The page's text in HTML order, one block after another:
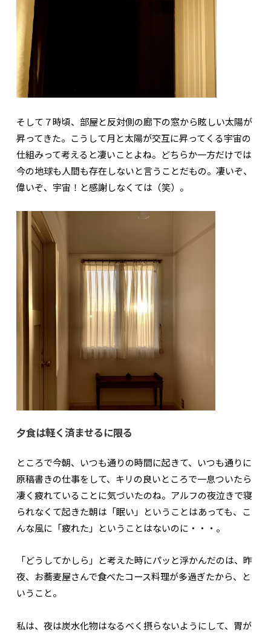
そして７時頃、部屋と反対側の廊下の窓から眩しい太陽が
昇ってきた。こうして月と太陽が交互に昇ってくる宇宙の
仕組みって考えると凄いことよね。どちらか一方だけでは
今の地球も人間も存在しないと言うことだもの。凄いぞ、
偉いぞ、宇宙！と感謝しなくては（笑）。
夕食は軽く済ませるに限る
ところで今朝、いつも通りの時間に起きて、いつも通りに
原稿書きの仕事をして、キリの良いところで一息ついたら
凄く疲れていることに気づいたのね。アルフの夜泣きで寝
られなくて起きた朝は「眠い」ということはあっても、こ
んな風に「疲れた」ということはないのに・・・。
「どうしてかしら」と考えた時にパッと浮かんだのは、昨
夜、お蕎麦屋さんで食べたコース料理が多過ぎたから、と
いうこと。
私は、夜は炭水化物はなるべく摂らないようにして、胃が